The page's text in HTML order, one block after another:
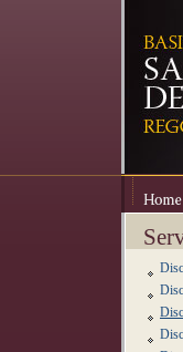
Home